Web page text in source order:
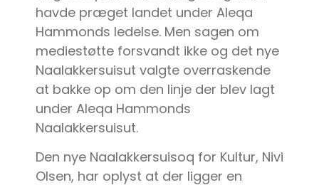
havde præget landet under Aleqa
Hammonds ledelse. Men sagen om
mediestøtte forsvandt ikke og det nye
Naalakkersuisut valgte overraskende
at bakke op om den linje der blev lagt
under Aleqa Hammonds
Naalakkersuisut.
Den nye Naalakkersuisoq for Kultur, Nivi
Olsen, har oplyst at der ligger en